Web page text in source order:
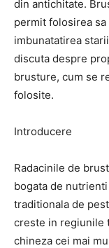
din antichitate.
permit folosirea
imbunatatirea
discuta despre
brusture, cum se
folosite.
Introducere
Radacinile de
bogata de
traditionala de
creste in regiunile
chineza cei mai